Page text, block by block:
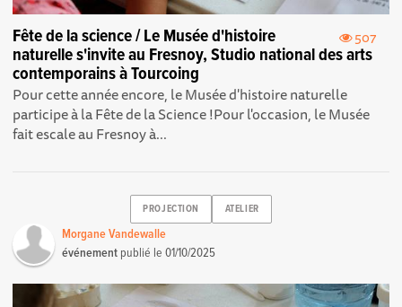
507
Fête de la science / Le Musée d'histoire
naturelle s'invite au Fresnoy, Studio national des arts
contemporains à Tourcoing
Pour cette année encore, le Musée d'histoire naturelle
participe à la Fête de la Science ! Pour l'occasion, le Musée
fait escale au Fresnoy à...
PROJECTION ATELIER
Morgane Vandewalle
événement publié le01/10/2025